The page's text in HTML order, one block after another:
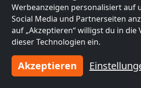
Werbeanzeigen personalisiert auf
Social Media und Partnerseiten
auf „Akzeptieren“ willigst du in die
dieser Technologien ein.
Akzeptieren